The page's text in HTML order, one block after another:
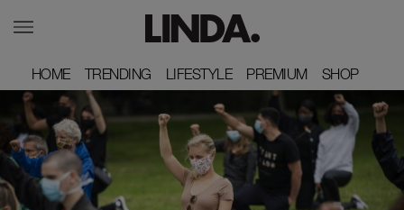
HOME
HOME TRENDING
TRENDING LIFESTYLE
LIFESTYLE PREMIUM
PREMIUM SHOP
SHOP